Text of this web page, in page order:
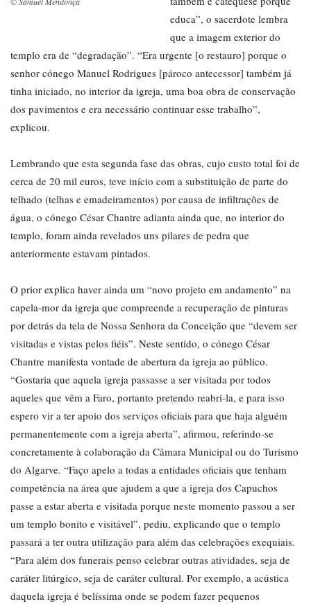
educa”, o sacerdote lembra
que a imagem exterior do
templo era de “degradação”. “Era urgente [o restauro] porque o
senhor cónego Manuel Rodrigues [pároco antecessor] também já
tinha iniciado, no interior da igreja, uma boa obra de conservação
dos pavimentos e era necessário continuar esse trabalho”,
explicou.
Lembrando que esta segunda fase das obras, cujo custo total foi de
cerca de 20 mil euros, teve início com a substituição de parte do
telhado (telhas e emadeiramentos) por causa de infiltrações de
água, o cónego César Chantre adianta ainda que, no interior do
templo, foram ainda revelados uns pilares de pedra que
anteriormente estavam pintados.
O prior explica haver ainda um “novo projeto em andamento” na
capela-mor da igreja que compreende a recuperação de pinturas
por detrás da tela de Nossa Senhora da Conceição que “devem ser
visitadas e vistas pelos fiéis”. Neste sentido, o cónego César
Chantre manifesta vontade de abertura da igreja ao público.
“Gostaria que aquela igreja passasse a ser visitada por todos
aqueles que vêm a Faro, portanto pretendo reabri-la, e para isso
espero vir a ter apoio dos serviços oficiais para que haja alguém
permanentemente com a igreja aberta”, afirmou, referindo-se
concretamente à colaboração da Câmara Municipal ou do Turismo
do Algarve. “Faço apelo a todas a entidades oficiais que tenham
competência na área que ajudem a que a igreja dos Capuchos
passe a estar aberta e visitada porque neste momento passou a ser
um templo bonito e visitável”, pediu, explicando que o templo
passará a ter outra utilização para além das celebrações exequiais.
“Para além dos funerais penso celebrar outras atividades, seja de
caráter litúrgico, seja de caráter cultural. Por exemplo, a acústica
daquela igreja é belíssima onde se podem fazer pequenos